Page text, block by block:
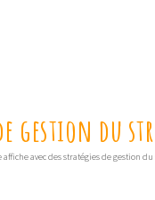
gestion du
affiche avec des stratégies de gestion